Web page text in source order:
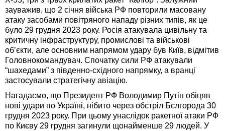
зауважив, що 2 січня війська РФ повторили масовану
атаку засобами повітряного нападу різних типів, як це
було 29 грудня 2023 року. Росія атакувала цивільну та
критичну інфраструктуру, промислові та військові
обʼєкти, але основним напрямом удару був Київ, відмітив
Головнокомандувач. Спочатку сили РФ атакували
“шахедами” з південно-східного напрямку, а вранці
застосували стратегічну авіацію.
Нагадаємо, що Президент РФ Володимир Путін обіцяв
нові удари по Україні, нібито через обстріл Бєлгорода 30
грудня 2023 року. При цьому унаслідок ракетної атаки РФ
по Києву 29 грудня загинули щонайменше 29 людей. У